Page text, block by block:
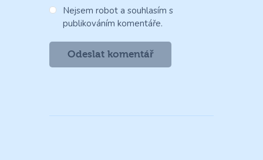
Nejsem robot a souhlasím s
publikováním komentáře.